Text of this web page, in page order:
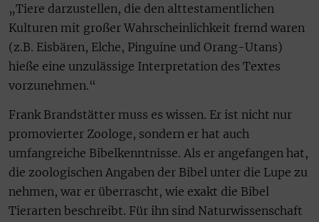
„Tiere darzustellen, die den alttestamentlichen
Kulturen mit großer Wahrscheinlichkeit fremd waren
(z.B. Eisbären, Elche, Pinguine und Orang-Utans)
hieße eine unzulässige Interpretation des Textes
vorzunehmen.“
Frank Brandstätter muss es wissen. Er ist nicht nur
promovierter Zoologe, sondern er hat auch
umfangreiche Bibelkenntnisse. Als er angefangen hat,
die zoologischen Angaben der Bibel unter die Lupe zu
nehmen, war er überrascht, wie exakt die Bibel
Tierarten beschreibt. Für ihn sind Naturwissenschaft